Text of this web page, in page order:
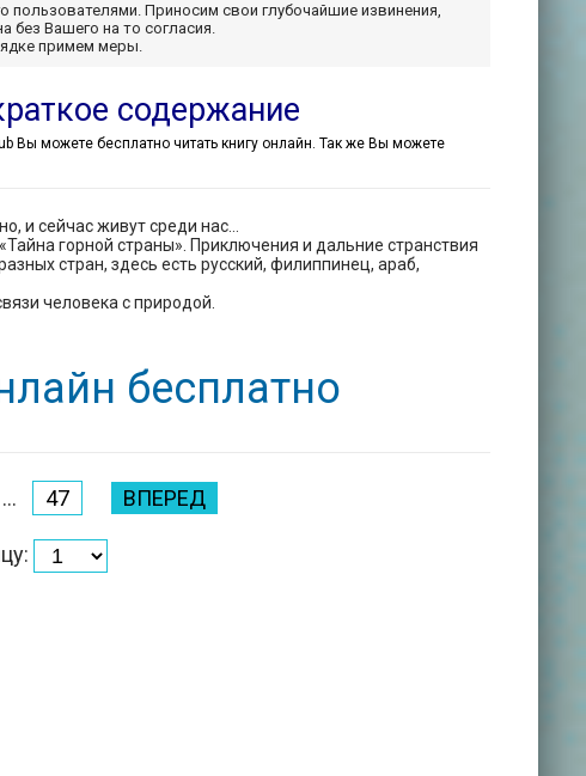
пользователями. Приносим свои глубочайшие извинения,
без Вашего на то согласия.
примем меры.
содержание
Вы можете бесплатно читать книгу онлайн. Так же Вы можете
и сейчас живут среди нас…
горной страны». Приключения и дальние странствия
стран, здесь есть русский, филиппинец, араб,
человека с природой.
бесплатно
... 47 ВПЕРЕД